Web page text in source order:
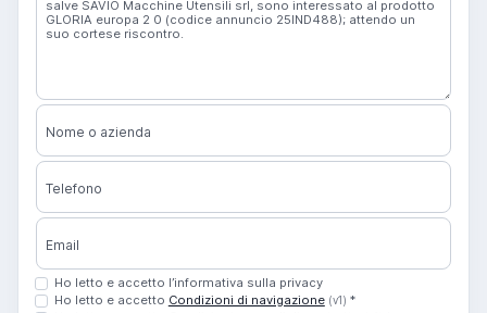
Nome o azienda
Telefono
Email
Ho letto e accetto l’informativa sulla privacy
Ho letto e accetto Condizioni di navigazione (v1) *